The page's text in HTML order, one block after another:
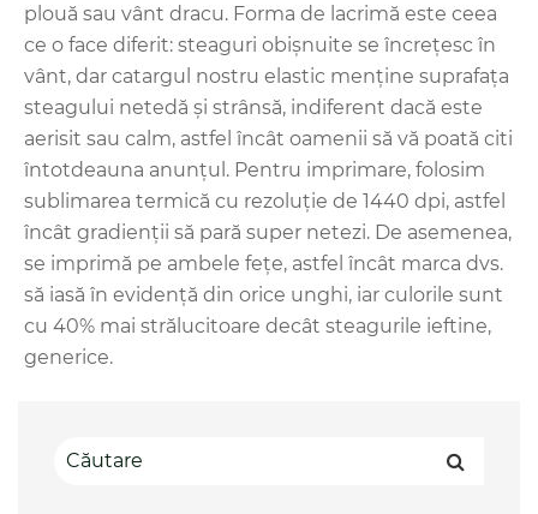
plouă sau vânt dracu. Forma de lacrimă este ceea
ce o face diferit: steaguri obișnuite se încrețesc în
vânt, dar catargul nostru elastic menține suprafața
steagului netedă și strânsă, indiferent dacă este
aerisit sau calm, astfel încât oamenii să vă poată citi
întotdeauna anunțul. Pentru imprimare, folosim
sublimarea termică cu rezoluție de 1440 dpi, astfel
încât gradienții să pară super netezi. De asemenea,
se imprimă pe ambele fețe, astfel încât marca dvs.
să iasă în evidență din orice unghi, iar culorile sunt
cu 40% mai strălucitoare decât steagurile ieftine,
generice.